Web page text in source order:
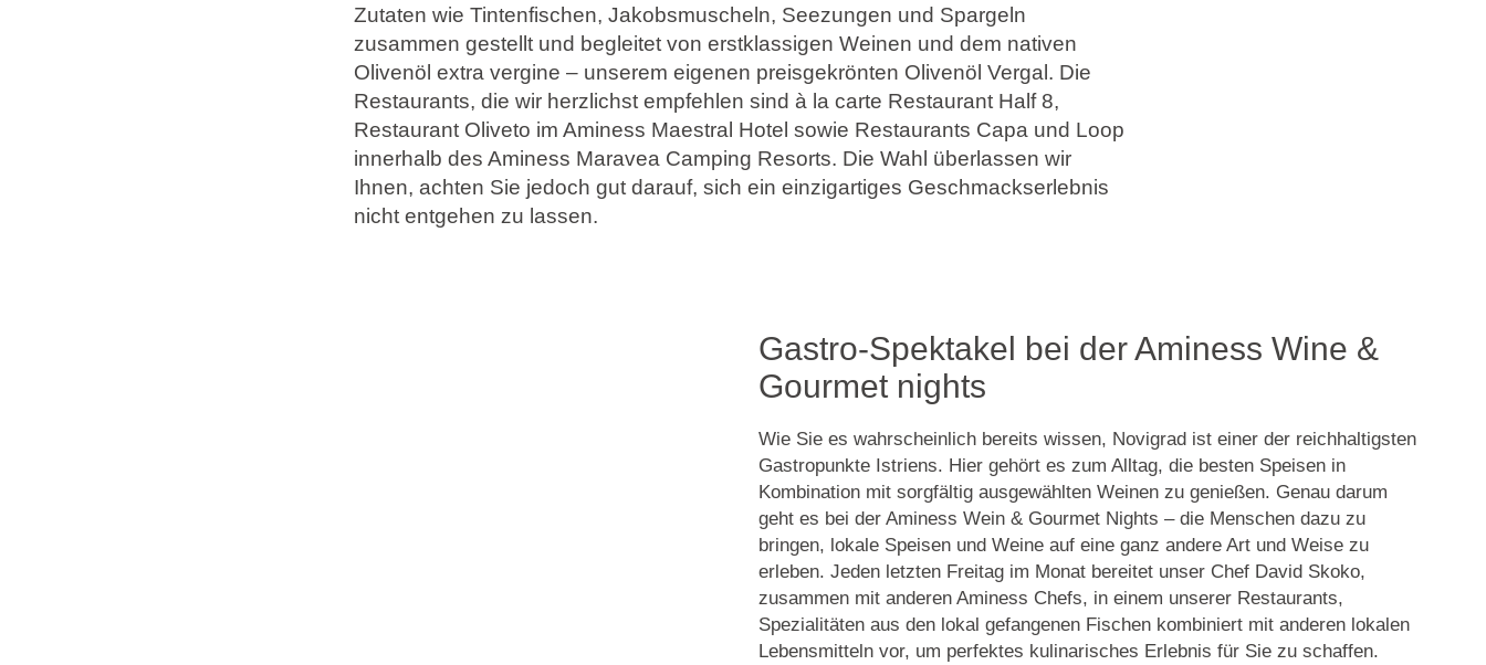
Zutaten wie Tintenfischen, Jakobsmuscheln, Seezungen und Spargeln
zusammen gestellt und begleitet von erstklassigen Weinen und dem nativen
Olivenöl extra vergine – unserem eigenen preisgekrönten Olivenöl Vergal. Die
Restaurants, die wir herzlichst empfehlen sind à la carte Restaurant Half 8,
Restaurant Oliveto im Aminess Maestral Hotel sowie Restaurants Capa und Loop
innerhalb des Aminess Maravea Camping Resorts. Die Wahl überlassen wir
Ihnen, achten Sie jedoch gut darauf, sich ein einzigartiges Geschmackserlebnis
nicht entgehen zu lassen.
Gastro-Spektakel bei der Aminess Wine &
Gourmet nights
Wie Sie es wahrscheinlich bereits wissen, Novigrad ist einer der reichhaltigsten
Gastropunkte Istriens. Hier gehört es zum Alltag, die besten Speisen in
Kombination mit sorgfältig ausgewählten Weinen zu genießen. Genau darum
geht es bei der Aminess Wein & Gourmet Nights – die Menschen dazu zu
bringen, lokale Speisen und Weine auf eine ganz andere Art und Weise zu
erleben. Jeden letzten Freitag im Monat bereitet unser Chef David Skoko,
zusammen mit anderen Aminess Chefs, in einem unserer Restaurants,
Spezialitäten aus den lokal gefangenen Fischen kombiniert mit anderen lokalen
Lebensmitteln vor, um perfektes kulinarisches Erlebnis für Sie zu schaffen.